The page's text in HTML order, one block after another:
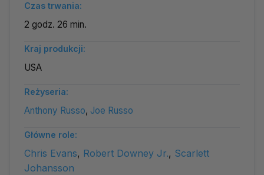
Czas trwania:
2 godz. 26 min.
Kraj produkcji:
USA
Reżyseria:
Anthony Russo, Joe Russo
Główne role:
Chris Evans, Robert Downey Jr., Scarlett
Johansson